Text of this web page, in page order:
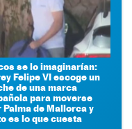
se lo imaginarían:
Felipe VI escoge un
de una marca
para moverse
Palma de Mallorca y
es lo que cuesta